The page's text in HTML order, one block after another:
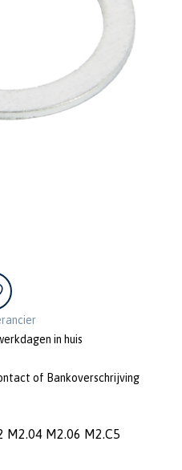
in huis
of Bankoverschrijving
M2.06 M2.C5